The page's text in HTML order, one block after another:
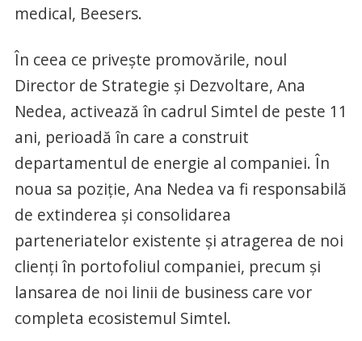
medical, Beesers.
În ceea ce privește promovările, noul
Director de Strategie și Dezvoltare, Ana
Nedea, activează în cadrul Simtel de peste 11
ani, perioadă în care a construit
departamentul de energie al companiei. În
noua sa poziție, Ana Nedea va fi responsabilă
de extinderea și consolidarea
parteneriatelor existente și atragerea de noi
clienți în portofoliul companiei, precum și
lansarea de noi linii de business care vor
completa ecosistemul Simtel.